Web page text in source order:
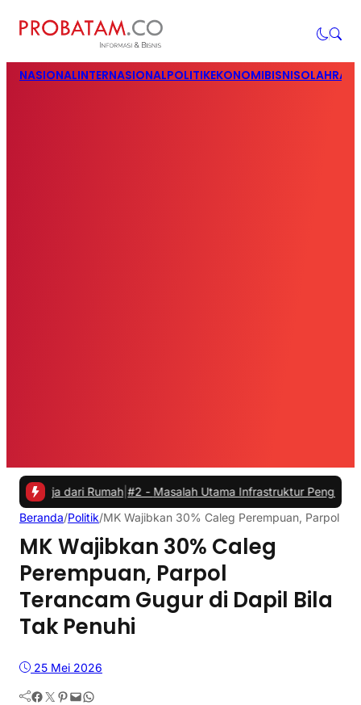
NASIONALINTERNASIONALPOLITIKEKONOMIBISNIS
Rumah |#2 -Masalah Utama Infrastruktur Pengisian Daya
Beranda/Politik/MK Wajibkan 30% Caleg Perempuan, Parpol
MK Wajibkan 30% Caleg
Perempuan, Parpol
Terancam Gugur di Dapil Bila
Tak Penuhi
25 Mei 2026
Facebook Twitter Pinterest Mail WhatsApp